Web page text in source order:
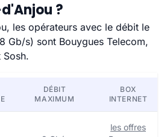
?
les opérateurs avec le débit le
Gb/s) sont Bouygues Telecom,
Sosh.
DÉBIT
MAXIMUM
BOX
INTERNET
les offres